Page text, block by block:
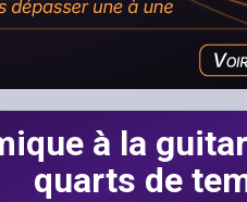
à la
quarts de